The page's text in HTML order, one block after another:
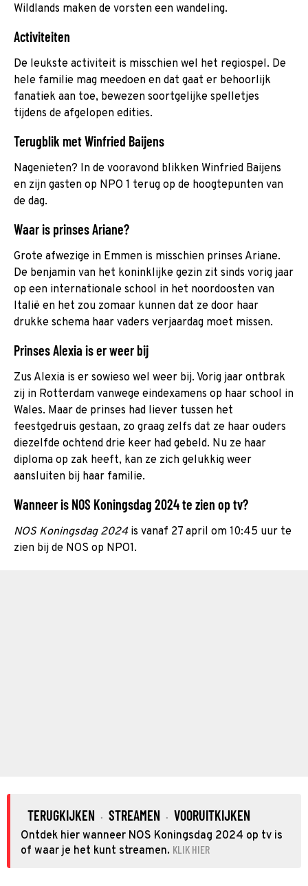
Wildlands maken de vorsten een wandeling.
Activiteiten
De leukste activiteit is misschien wel het regiospel. De
hele familie mag meedoen en dat gaat er behoorlijk
fanatiek aan toe, bewezen soortgelijke spelletjes
tijdens de afgelopen edities.
Terugblik met Winfried Baijens
Nagenieten? In de vooravond blikken Winfried Baijens
en zijn gasten op NPO 1 terug op de hoogtepunten van
de dag.
Waar is prinses Ariane?
Grote afwezige in Emmen is misschien prinses Ariane.
De benjamin van het koninklijke gezin zit sinds vorig jaar
op een internationale school in het noordoosten van
Italië en het zou zomaar kunnen dat ze door haar
drukke schema haar vaders verjaardag moet missen.
Prinses Alexia is er weer bij
Zus Alexia is er sowieso wel weer bij. Vorig jaar ontbrak
zij in Rotterdam vanwege eindexamens op haar school in
Wales. Maar de prinses had liever tussen het
feestgedruis gestaan, zo graag zelfs dat ze haar ouders
diezelfde ochtend drie keer had gebeld. Nu ze haar
diploma op zak heeft, kan ze zich gelukkig weer
aansluiten bij haar familie.
Wanneer is NOS Koningsdag 2024 te zien op tv?
NOS Koningsdag 2024is vanaf 27 april om 10:45 uur te
zien bij de NOS op NPO1.
TERUGKIJKEN · STREAMEN · VOORUITKIJKEN
Ontdek hier wanneer NOS Koningsdag 2024 op tv is
of waar je het kunt streamen. KLIK HIER